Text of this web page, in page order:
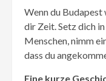
Wenn du Budapest
dir Zeit. Setz dich
Menschen, nimm
dass du
Eine kurze